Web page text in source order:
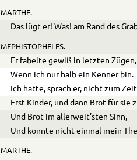
MARTHE.
Das lügt er! Was! am Rand des
MEPHISTOPHELES.
Er fabelte gewiß in letzten Zügen,
Wenn ich nur halb ein Kenner bin.
Ich hatte, sprach er, nicht zum
Erst Kinder, und dann Brot für sie
Und Brot im allerweit’sten Sinn,
Und konnte nicht einmal mein
MARTHE.